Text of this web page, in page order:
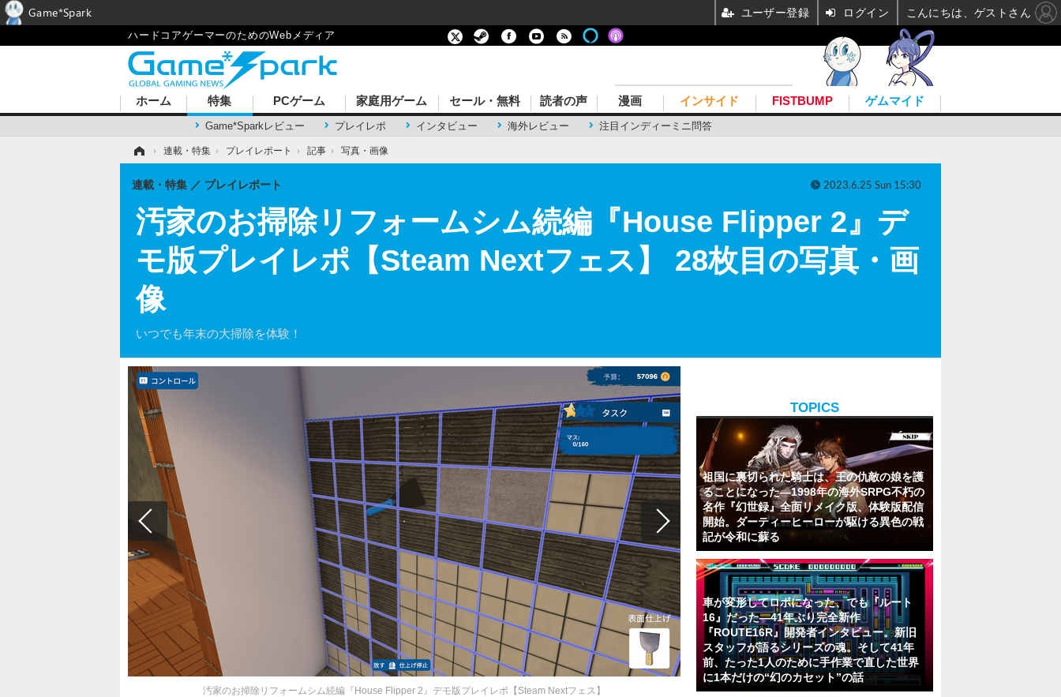
ハードコアゲーマーのためのWebメディア
ホーム 特集
Game*Sparkレビュー プレイレポ インタビュー 海外レビュー 注目インディーミニ問答
PCゲーム 家庭用ゲーム セール・無料 読者の声 漫画 インサイド FISTBUMP ゲムマイド
› 連載・特集 › プレイレポート › 記事 › 写真・画像
汚家のお掃除リフォームシム続編『House Flipper 2』デ
モ版プレイレポ【Steam Nextフェス】 28枚目の写真・画
像
いつでも年末の大掃除を体験！
連載・特集 プレイレポート 2023.6.25 Sun 15:30
汚家のお掃除リフォームシム続編『House Flipper 2』デモ版プレイレポ【Steam Nextフェス】
TOPICS
祖国に裏切られた騎士は、王の仇敵の娘を護
ることになった―1998年の海外SRPG不朽の
名作『幻世録』全面リメイク版、体験版配信
開始。ダーティーヒーローが駆ける異色の戦
記が令和に蘇る
車が変形してロボになった、でも『ルート
16』だった―41年ぶり完全新作
『ROUTE16R』開発者インタビュー。新旧
スタッフが語るシリーズの魂。そして41年
前、たった1人のために手作業で直した世界
に1本だけの“幻のカセット”の話
Game*Spark ユーザー登録 ログイン こんにちは、ゲストさん